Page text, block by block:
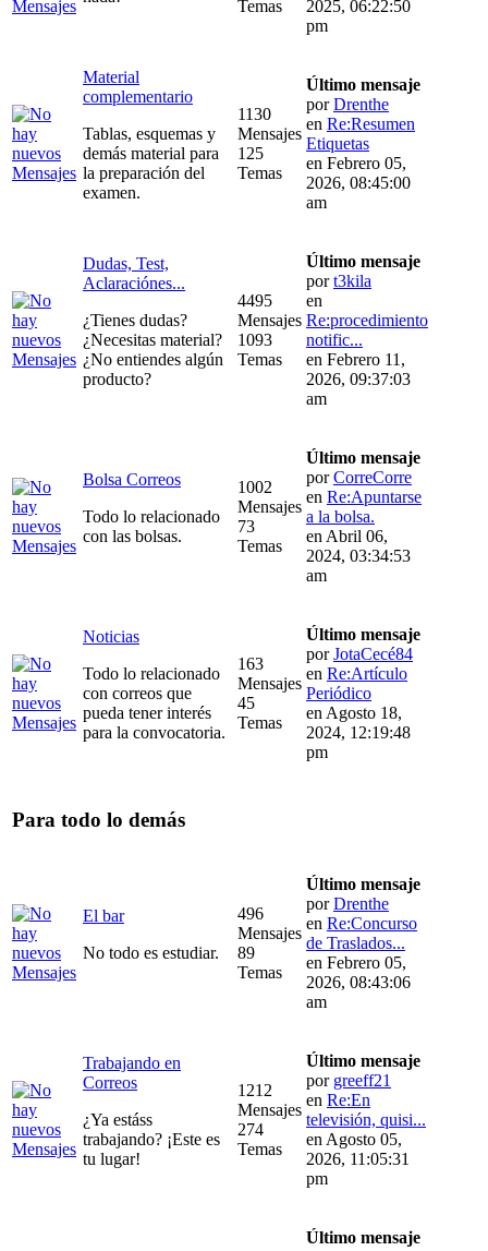
Temas
2025, 06:22:50
pm
Material
complementario
Tablas, esquemas y
demás material para
la preparación del
examen.
1130
Mensajes
125
Temas
Último mensaje
porDrenthe
en Re:Resumen
Etiquetas
en Febrero 05,
2026, 08:45:00
am
Dudas, Test,
Aclaraciónes...
¿Tienes dudas?
¿Necesitas material?
¿No entiendes algún
producto?
4495
Mensajes
1093
Temas
Último mensaje
port3kila
en
Re:procedimiento
notific...
en Febrero 11,
2026, 09:37:03
am
Bolsa Correos
Todo lo relacionado
con las bolsas.
1002
Mensajes
73
Temas
Último mensaje
porCorreCorre
en Re:Apuntarse
a la bolsa.
en Abril 06,
2024, 03:34:53
am
Noticias
Todo lo relacionado
con correos que
pueda tener interés
para la convocatoria.
163
Mensajes
45
Temas
Último mensaje
porJotaCecé84
en Re:Artículo
Periódico
en Agosto 18,
2024, 12:19:48
pm
Para todo lo demás
El bar
No todo es estudiar.
496
Mensajes
89
Temas
Último mensaje
porDrenthe
en Re:Concurso
de Traslados...
en Febrero 05,
2026, 08:43:06
am
Trabajando en
Correos
¿Ya estáss
trabajando? ¡Este es
tu lugar!
1212
Mensajes
274
Temas
Último mensaje
por greeff21
en Re:En
televisión, quisi...
en Agosto 05,
2026, 11:05:31
pm
Último mensaje